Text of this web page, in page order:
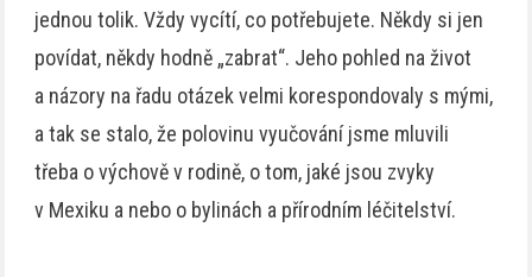
jednou tolik. Vždy vycítí, co potřebujete. Někdy si jen
povídat, někdy hodně „zabrat“. Jeho pohled na život
a názory na řadu otázek velmi korespondovaly s mými,
a tak se stalo, že polovinu vyučování jsme mluvili
třeba o výchově v rodině, o tom, jaké jsou zvyky
v Mexiku a nebo o bylinách a přírodním léčitelství.